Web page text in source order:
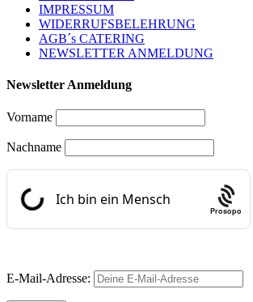
IMPRESSUM
WIDERRUFSBELEHRUNG
AGB´s CATERING
NEWSLETTER ANMELDUNG
Newsletter Anmeldung
Vorname
Nachname
Prosopo
E-Mail-Adresse: